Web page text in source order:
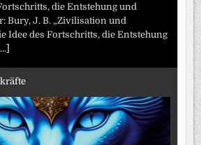
die Entstehung und
Bury, J. B. „Zivilisation und
Idee des Fortschritts, die Entstehung
[...]